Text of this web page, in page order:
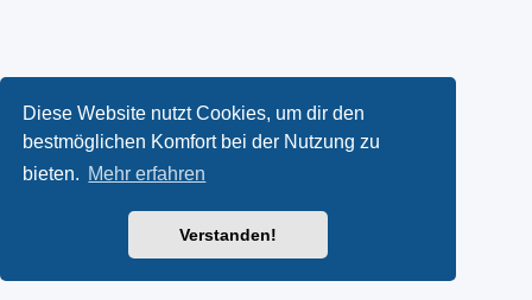
Diese Website nutzt Cookies, um dir den
bestmöglichen Komfort bei der Nutzung zu
bieten. Mehr erfahren
Verstanden!